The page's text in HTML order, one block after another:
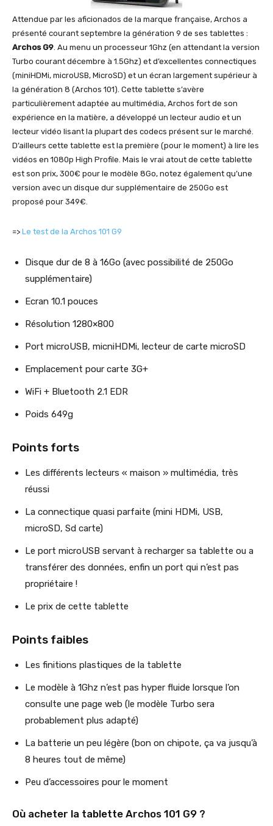
Attendue par les aficionados de la marque française, Archos a
présenté courant septembre la génération 9 de ses tablettes :
Archos G9 . Au menu un processeur 1Ghz (en attendant la version
Turbo courant décembre à 1.5Ghz) et d’excellentes connectiques
(miniHDMi, microUSB, MicroSD) et un écran largement supérieur à
la génération 8 (Archos 101). Cette tablette s’avère
particulièrement adaptée au multimédia, Archos fort de son
expérience en la matière, a développé un lecteur audio et un
lecteur vidéo lisant la plupart des codecs présent sur le marché.
D’ailleurs cette tablette est la première (pour le moment) à lire les
vidéos en 1080p High Profile. Mais le vrai atout de cette tablette
est son prix, 300€ pour le modèle 8Go, notez également qu’une
version avec un disque dur supplémentaire de 250Go est
proposé pour 349€.
=> Le test de la Archos 101 G9
Disque dur de 8 à 16Go (avec possibilité de 250Go
supplémentaire)
Ecran 10.1 pouces
Résolution 1280×800
Port microUSB, micniHDMi, lecteur de carte microSD
Emplacement pour carte 3G+
WiFi + Bluetooth 2.1 EDR
Poids 649g
Points forts
Les différents lecteurs « maison » multimédia, très
réussi
La connectique quasi parfaite (mini HDMi, USB,
microSD, Sd carte)
Le port microUSB servant à recharger sa tablette ou a
transférer des données, enfin un port qui n’est pas
propriétaire !
Le prix de cette tablette
Points faibles
Les finitions plastiques de la tablette
Le modèle à 1Ghz n’est pas hyper fluide lorsque l’on
consulte une page web (le modèle Turbo sera
probablement plus adapté)
La batterie un peu légère (bon on chipote, ça va jusqu’à
8 heures tout de même)
Peu d’accessoires pour le moment
Où acheter la tablette Archos 101 G9 ?